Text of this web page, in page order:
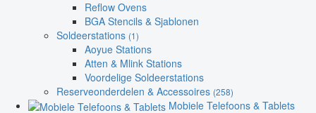
Reflow Ovens
BGA Stencils & Sjablonen
Soldeerstations (1)
Aoyue Stations
Atten & Mlink Stations
Voordelige Soldeerstations
Reserveonderdelen & Accessoires (258)
Mobiele Telefoons & Tablets